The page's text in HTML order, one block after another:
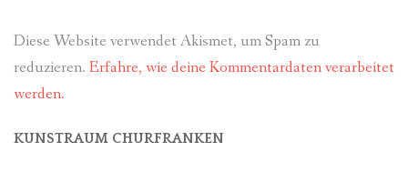
Diese Website verwendet Akismet, um Spam zu
reduzieren. Erfahre, wie deine Kommentardaten verarbeitet
werden.
KUNSTRAUM CHURFRANKEN